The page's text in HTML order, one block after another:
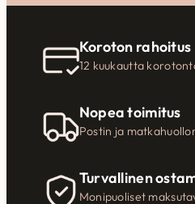
Koroton rahoitus
12 kuukautta
Nopea toimitus
Postin ja
Turvallinen
Monipuoliset